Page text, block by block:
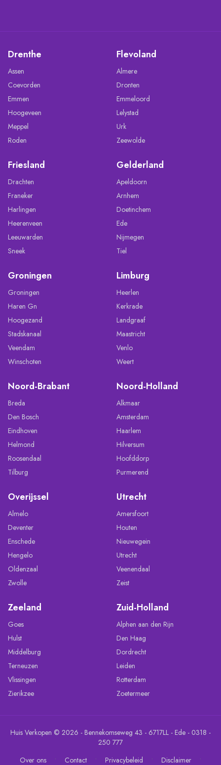
Drenthe
Assen
Coevorden
Emmen
Hoogeveen
Meppel
Roden
Flevoland
Almere
Dronten
Emmeloord
Lelystad
Urk
Zeewolde
Friesland
Drachten
Franeker
Harlingen
Heerenveen
Leeuwarden
Sneek
Gelderland
Apeldoorn
Arnhem
Doetinchem
Ede
Nijmegen
Tiel
Groningen
Groningen
Haren Gn
Hoogezand
Stadskanaal
Veendam
Winschoten
Limburg
Heerlen
Kerkrade
Landgraaf
Maastricht
Venlo
Weert
Noord-Brabant
Breda
Den Bosch
Eindhoven
Helmond
Roosendaal
Tilburg
Noord-Holland
Alkmaar
Amsterdam
Haarlem
Hilversum
Hoofddorp
Purmerend
Overijssel
Almelo
Deventer
Enschede
Hengelo
Oldenzaal
Zwolle
Utrecht
Amersfoort
Houten
Nieuwegein
Utrecht
Veenendaal
Zeist
Zeeland
Goes
Hulst
Middelburg
Terneuzen
Vlissingen
Zierikzee
Zuid-Holland
Alphen aan den Rijn
Den Haag
Dordrecht
Leiden
Rotterdam
Zoetermeer
Huis Verkopen © 2026 - Bennekomseweg 43 - 6717LL - Ede - 0318 -
250 777
Over ons
• Contact • Privacybeleid • Disclaimer •